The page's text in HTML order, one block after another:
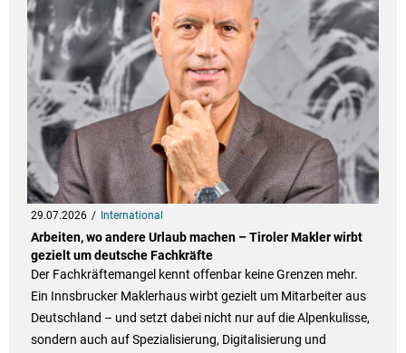
29.07.2026 International
Arbeiten, wo andere Urlaub machen – Tiroler Makler wirbt
gezielt um deutsche Fachkräfte
Der Fachkräftemangel kennt offenbar keine Grenzen mehr.
Ein Innsbrucker Maklerhaus wirbt gezielt um Mitarbeiter aus
Deutschland – und setzt dabei nicht nur auf die Alpenkulisse,
sondern auch auf Spezialisierung, Digitalisierung und